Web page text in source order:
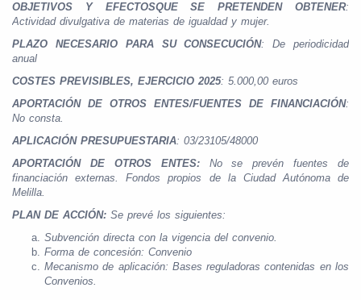
OBJETIVOS Y EFECTOSQUE SE PRETENDEN OBTENER:
Actividad divulgativa de materias de igualdad y mujer.
PLAZO NECESARIO PARA SU CONSECUCIÓN: De periodicidad
anual
COSTES PREVISIBLES, EJERCICIO 2025: 5.000,00 euros
APORTACIÓN DE OTROS ENTES/FUENTES DE FINANCIACIÓN:
No consta.
APLICACIÓN PRESUPUESTARIA: 03/23105/48000
APORTACIÓN DE OTROS ENTES: No se prevén fuentes de
financiación externas. Fondos propios de la Ciudad Autónoma de
Melilla.
PLAN DE ACCIÓN: Se prevé los siguientes:
Subvención directa con la vigencia del convenio.
Forma de concesión: Convenio
Mecanismo de aplicación: Bases reguladoras contenidas en los
Convenios.